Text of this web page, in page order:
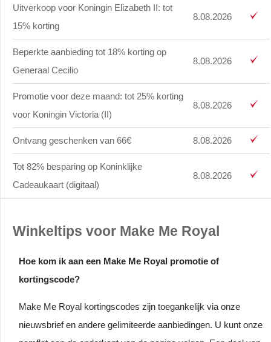
Uitverkoop voor Koningin Elizabeth II: tot
15% korting
8.08.2026
Beperkte aanbieding tot 18% korting op
Generaal Cecilio
8.08.2026
Promotie voor deze maand: tot 25% korting
voor Koningin Victoria (II)
8.08.2026
Ontvang geschenken van 66€ 8.08.2026
Tot 82% besparing op Koninklijke
Cadeaukaart (digitaal)
8.08.2026
Winkeltips voor Make Me Royal
Hoe kom ik aan een Make Me Royal promotie of
kortingscode?
Make Me Royal kortingscodes zijn toegankelijk via onze
nieuwsbrief en andere gelimiteerde aanbiedingen. U kunt onze